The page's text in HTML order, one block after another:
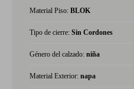
Material Piso: BLOK
Tipo de cierre: Sin Cordones
Género del calzado: niña
Material Exterior: napa